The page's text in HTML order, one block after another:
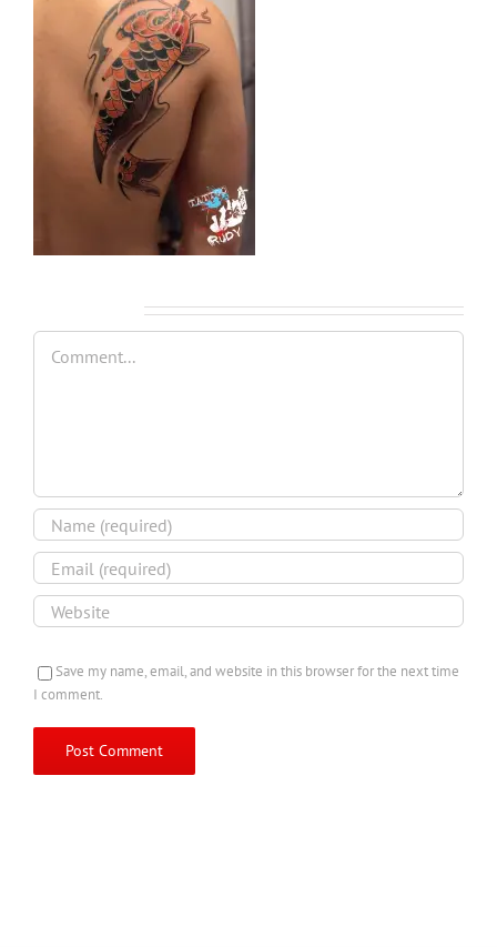
Comment
Save my name, email, and website in this browser for the next time
I comment.